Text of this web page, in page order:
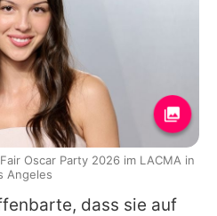
dass sie auf
Oscar Party 2026 im LACMA in
Angeles